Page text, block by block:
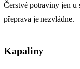
Čerstvé potraviny jen
přeprava je nezvládne.
Kapaliny